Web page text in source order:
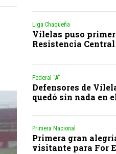
Liga Chaqueña
Vilelas puso
Resistencia Central
Federal “A”
Defensores de
quedó sin nada en
Primera Nacional
Primera gran
visitante para For